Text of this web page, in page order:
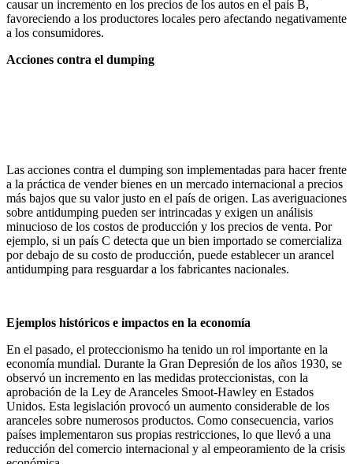
causar un incremento en los precios de los autos en el país B,
favoreciendo a los productores locales pero afectando negativamente
a los consumidores.
Acciones contra el dumping
Las acciones contra el dumping son implementadas para hacer frente
a la práctica de vender bienes en un mercado internacional a precios
más bajos que su valor justo en el país de origen. Las averiguaciones
sobre antidumping pueden ser intrincadas y exigen un análisis
minucioso de los costos de producción y los precios de venta. Por
ejemplo, si un país C detecta que un bien importado se comercializa
por debajo de su costo de producción, puede establecer un arancel
antidumping para resguardar a los fabricantes nacionales.
Ejemplos históricos e impactos en la economía
En el pasado, el proteccionismo ha tenido un rol importante en la
economía mundial. Durante la Gran Depresión de los años 1930, se
observó un incremento en las medidas proteccionistas, con la
aprobación de la Ley de Aranceles Smoot-Hawley en Estados
Unidos. Esta legislación provocó un aumento considerable de los
aranceles sobre numerosos productos. Como consecuencia, varios
países implementaron sus propias restricciones, lo que llevó a una
reducción del comercio internacional y al empeoramiento de la crisis